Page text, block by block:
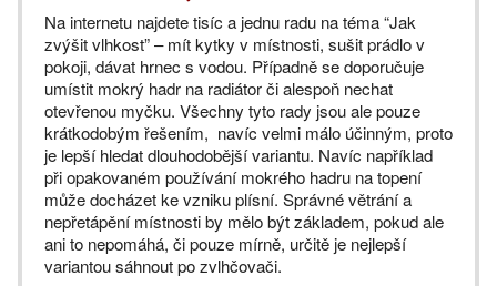
Na internetu najdete tisíc a jednu radu na téma “Jak
zvýšit vlhkost” – mít kytky v místnosti, sušit prádlo v
pokoji, dávat hrnec s vodou. Případně se doporučuje
umístit mokrý hadr na radiátor či alespoň nechat
otevřenou myčku. Všechny tyto rady jsou ale pouze
krátkodobým řešením, navíc velmi málo účinným, proto
je lepší hledat dlouhodobější variantu. Navíc například
při opakovaném používání mokrého hadru na topení
může docházet ke vzniku plísní. Správné větrání a
nepřetápění místnosti by mělo být základem, pokud ale
ani to nepomáhá, či pouze mírně, určitě je nejlepší
variantou sáhnout po zvlhčovači.